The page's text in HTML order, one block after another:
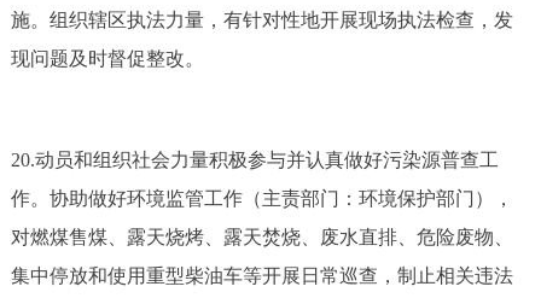
施。组织辖区执法力量，有针对性地开展现场执法检查，发
现问题及时督促整改。
20.动员和组织社会力量积极参与并认真做好污染源普查工
作。协助做好环境监管工作（主责部门：环境保护部门），
对燃煤售煤、露天烧烤、露天焚烧、废水直排、危险废物、
集中停放和使用重型柴油车等开展日常巡查，制止相关违法